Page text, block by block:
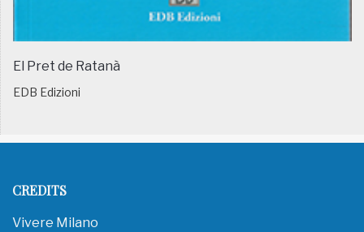
El Pret de Ratanà
EDB Edizioni
CREDITS
Vivere Milano